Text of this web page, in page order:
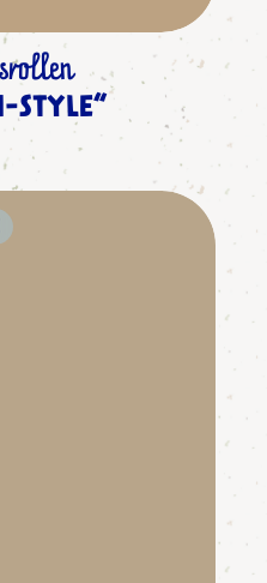
STYLE“